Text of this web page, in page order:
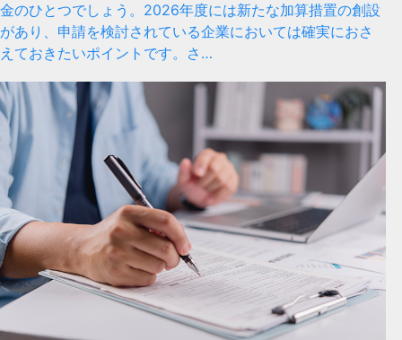
金のひとつでしょう。2026年度には新たな加算措置の創設
があり、申請を検討されている企業においては確実におさ
えておきたいポイントです。さ…